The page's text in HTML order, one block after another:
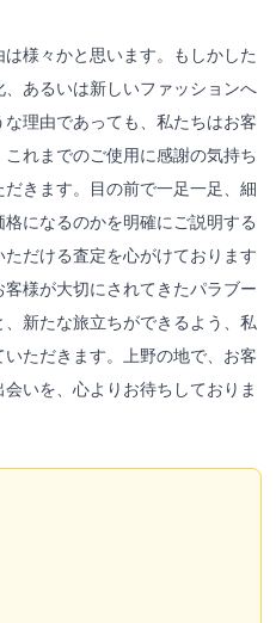
様々かと思います。もしかした
あるいは新しいファッションへ
理由であっても、私たちはお客
れまでのご使用に感謝の気持ち
きます。目の前で一足一足、細
になるのかを明確にご説明する
だける査定を心がけております
様が大切にされてきたパラブー
新たな旅立ちができるよう、私
ただきます。上野の地で、お客
いを、心よりお待ちしておりま